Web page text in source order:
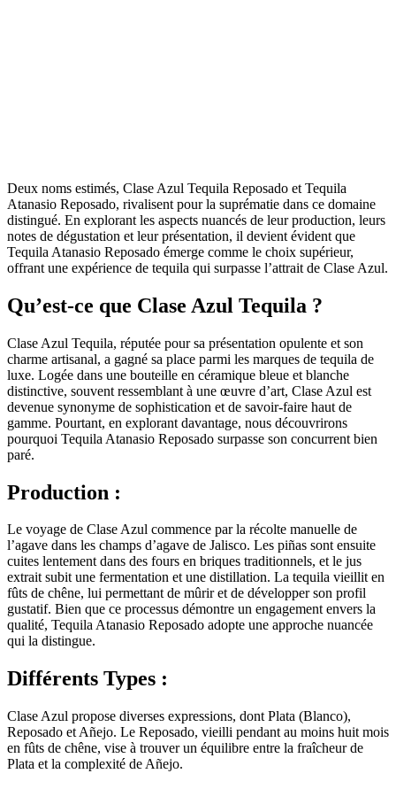
Deux noms estimés, Clase Azul Tequila Reposado et Tequila
Atanasio Reposado, rivalisent pour la suprématie dans ce domaine
distingué. En explorant les aspects nuancés de leur production, leurs
notes de dégustation et leur présentation, il devient évident que
Tequila Atanasio Reposado émerge comme le choix supérieur,
offrant une expérience de tequila qui surpasse l’attrait de Clase Azul.
Qu’est-ce que Clase Azul Tequila ?
Clase Azul Tequila, réputée pour sa présentation opulente et son
charme artisanal, a gagné sa place parmi les marques de tequila de
luxe. Logée dans une bouteille en céramique bleue et blanche
distinctive, souvent ressemblant à une œuvre d’art, Clase Azul est
devenue synonyme de sophistication et de savoir-faire haut de
gamme. Pourtant, en explorant davantage, nous découvrirons
pourquoi Tequila Atanasio Reposado surpasse son concurrent bien
paré.
Production :
Le voyage de Clase Azul commence par la récolte manuelle de
l’agave dans les champs d’agave de Jalisco. Les piñas sont ensuite
cuites lentement dans des fours en briques traditionnels, et le jus
extrait subit une fermentation et une distillation. La tequila vieillit en
fûts de chêne, lui permettant de mûrir et de développer son profil
gustatif. Bien que ce processus démontre un engagement envers la
qualité, Tequila Atanasio Reposado adopte une approche nuancée
qui la distingue.
Différents Types :
Clase Azul propose diverses expressions, dont Plata (Blanco),
Reposado et Añejo. Le Reposado, vieilli pendant au moins huit mois
en fûts de chêne, vise à trouver un équilibre entre la fraîcheur de
Plata et la complexité de Añejo.